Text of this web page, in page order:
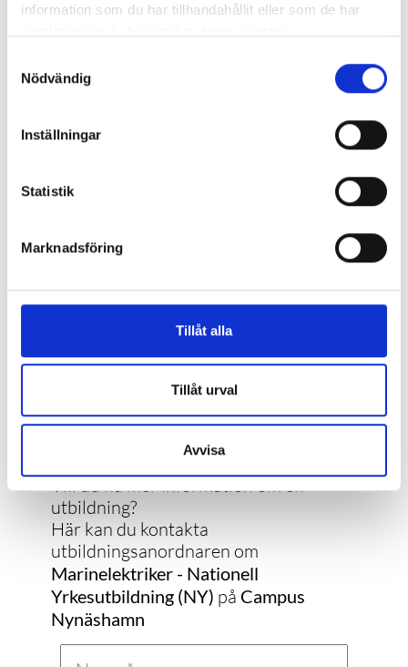
information som du har tillhandahållit eller som de har
Nödvändig
Inställningar
Statistik
Marknadsföring
Tillåt alla
Tillåt urval
Avvisa
Utbildaren på linkedin
Vill du ha mer information om en
utbildning?
Här kan du kontakta
utbildningsanordnaren om
Marinelektriker - Nationell
Yrkesutbildning (NY) på Campus
Nynäshamn